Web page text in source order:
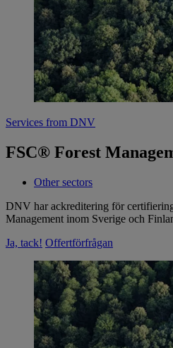
Services from DNV
FSC® Forest
Other sectors
DNV har ackreditering för
Management inom Sverige och
Ja, tack! Offertförfrågan